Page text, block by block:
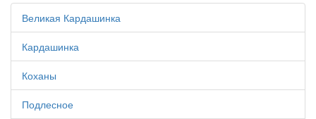
Великая Кардашинка
Кардашинка
Коханы
Подлесное